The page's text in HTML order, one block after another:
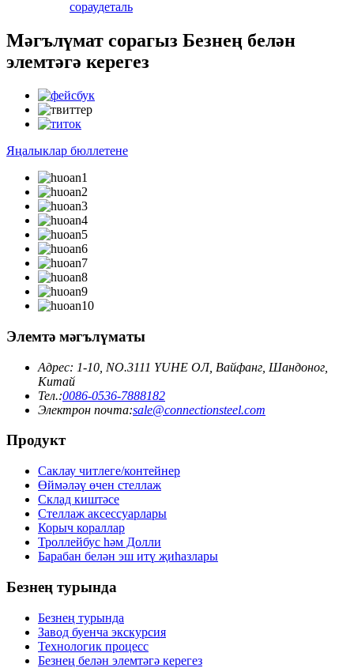
сораудеталь
Мәгълүмат сорагыз Безнең белән
элемтәгә керегез
Яңалыклар бюллетене
Элемтә мәгълүматы
Адрес: 1-10, NO.3111 YUHE OЛ, Вайфанг, Шандоног,
Китай
Тел.:0086-0536-7888182
Электрон почта:sale@connectionsteel.com
Продукт
Саклау читлеге/контейнер
Өймәләү өчен стеллаж
Склад киштәсе
Стеллаж аксессуарлары
Корыч кораллар
Троллейбус һәм Долли
Барабан белән эш итү җиһазлары
Безнең турында
Безнең турында
Завод буенча экскурсия
Технологик процесс
Безнең белән элемтәгә керегез